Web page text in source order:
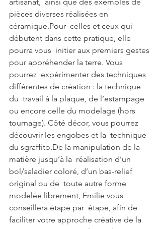
pièces diverses réalisées en
céramique.Pour  celles et ceux qui
débutent dans cette pratique, elle
pourra vous  initier aux premiers gestes
pour appréhender la terre. Vous
pourrez  expérimenter des techniques
différentes de création : la technique
du  travail à la plaque, de l’estampage
ou encore celle du modelage (hors
tournage). Côté décor, vous pourrez
découvrir les engobes et la  technique
du sgraffito.De la manipulation de la
matière jusqu’à la  réalisation d’un
bol/saladier coloré, d’un bas-relief
original ou de  toute autre forme
modelée librement, Emilie vous
conseillera étape par  étape, afin de
faciliter votre approche créative de la